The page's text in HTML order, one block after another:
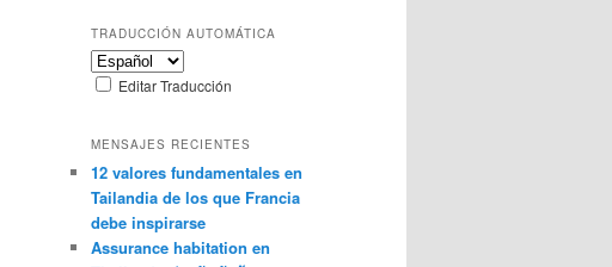
TRADUCCIÓN AUTOMÁTICA
Editar Traducción
MENSAJES RECIENTES
12 valores fundamentales en
Tailandia de los que Francia
debe inspirarse
Assurance habitation en